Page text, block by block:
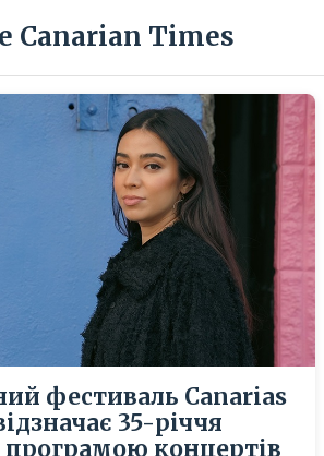
Canarian Times
фестиваль Canarias
35-річчя
концертів